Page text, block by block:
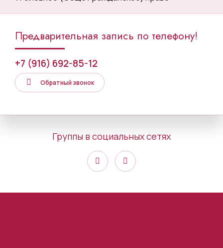
Предварительная запись по телефону!
+7 (916) 692-85-12
Обратный звонок
Группы в социальных сетях